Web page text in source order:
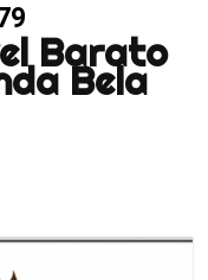
Barato
Bela